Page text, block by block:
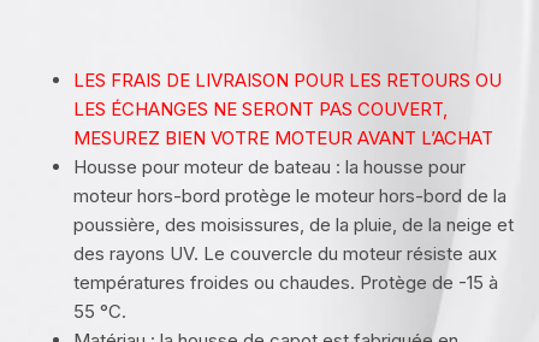
LES FRAIS DE LIVRAISON POUR LES RETOURS OU
LES ÉCHANGES NE SERONT PAS COUVERT,
MESUREZ BIEN VOTRE MOTEUR AVANT L’ACHAT
Housse pour moteur de bateau : la housse pour
moteur hors-bord protège le moteur hors-bord de la
poussière, des moisissures, de la pluie, de la neige et
des rayons UV. Le couvercle du moteur résiste aux
températures froides ou chaudes. Protège de -15 à
55 °C.